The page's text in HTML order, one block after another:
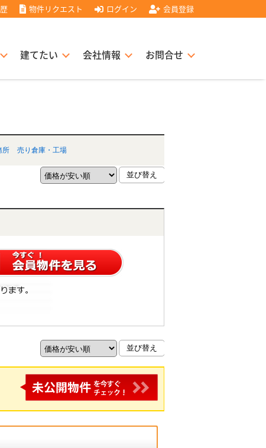
物件リクエスト ログイン 会員登録
建てたい 会社情報 お問合せ
所 売り倉庫・工場